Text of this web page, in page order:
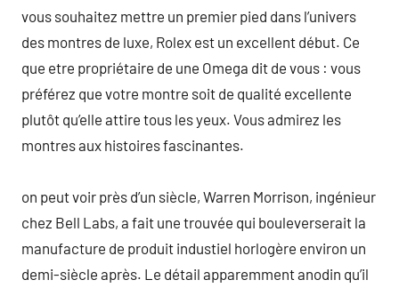
vous souhaitez mettre un premier pied dans l’univers
des montres de luxe, Rolex est un excellent début. Ce
que etre propriétaire de une Omega dit de vous : vous
préférez que votre montre soit de qualité excellente
plutôt qu’elle attire tous les yeux. Vous admirez les
montres aux histoires fascinantes.
on peut voir près d’un siècle, Warren Morrison, ingénieur
chez Bell Labs, a fait une trouvée qui bouleverserait la
manufacture de produit industiel horlogère environ un
demi-siècle après. Le détail apparemment anodin qu’il